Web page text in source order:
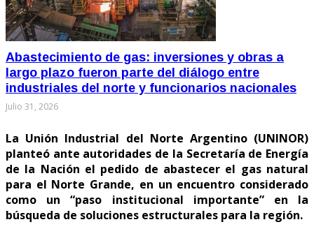
Abastecimiento de gas: inversiones y obras a
largo plazo fueron parte del diálogo entre
industriales del norte y funcionarios nacionales
Julio 31, 2026
La Unión Industrial del Norte Argentino (UNINOR)
planteó ante autoridades de la Secretaría de Energía
de la Nación el pedido de abastecer el gas natural
para el Norte Grande, en un encuentro considerado
como un “paso institucional importante” en la
búsqueda de soluciones estructurales para la región.